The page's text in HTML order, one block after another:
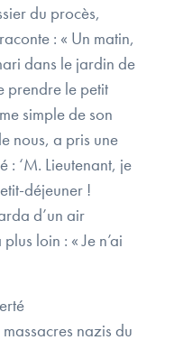
du procès,
: « Un matin,
dans le jardin de
prendre le petit
simple de son
nous, a pris une
: ‘M. Lieutenant, je
déjeuner !
d’un air
loin : « Je n’ai
nazis du